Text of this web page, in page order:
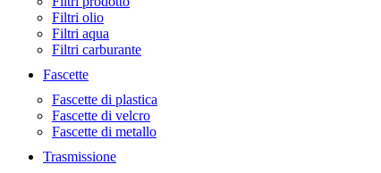
Filtri olio
Filtri aqua
Filtri carburante
Fascette
Fascette di plastica
Fascette di velcro
Fascette di metallo
Trasmissione